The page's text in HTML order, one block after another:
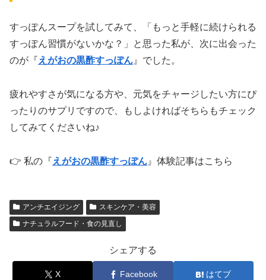
すっぽんスープを試してみて、「もっと手軽に続けられる
すっぽん習慣がないかな？」と思った私が、次に出会った
のが『えがおの黒酢すっぽん 』でした。
疲れやすさが気になる方や、元気をチャージしたい方にぴ
ったりのサプリですので、もしよければそちらもチェック
してみてくださいね♪
👉 私の『えがおの黒酢すっぽん 』体験記事はこちら
アンチエイジング
スキンケア・美容
ナチュラルフード・食の見直し
シェアする
X Facebook はてブ